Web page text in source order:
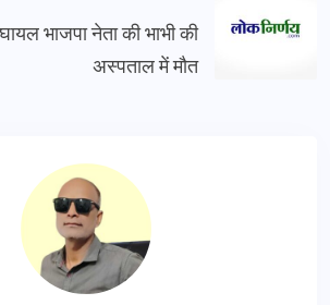
भाजपा नेता की भाभी की
अस्पताल में मौत